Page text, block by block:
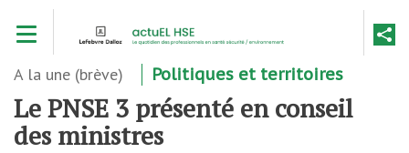
contenu
A la une (brève) Politiques et territoires
Le PNSE 3 présenté en conseil
des ministres